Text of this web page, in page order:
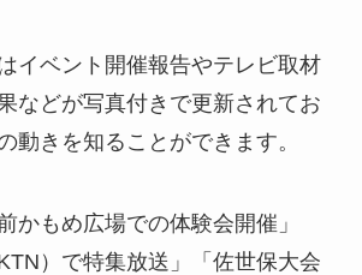
イベント開催報告やテレビ取材
などが写真付きで更新されてお
動きを知ることができます。
かもめ広場での体験会開催」
）で特集放送」「佐世保大会